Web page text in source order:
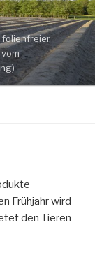
folienfreier
Frühjahr wird
den Tieren